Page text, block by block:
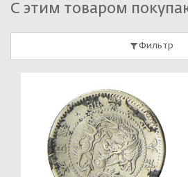
С этим товаром
Фильтр